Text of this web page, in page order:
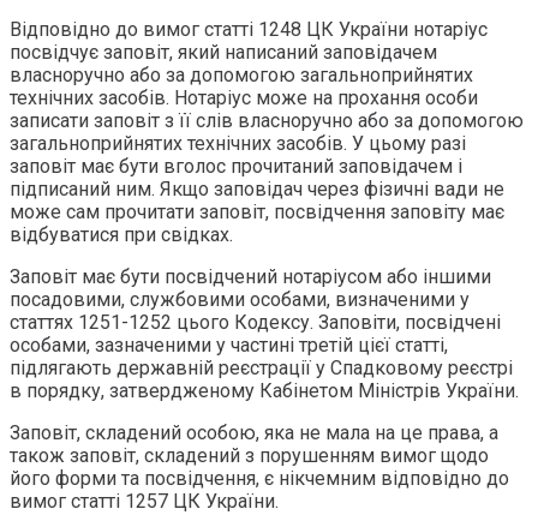
Відповідно до вимог статті 1248 ЦК України нотаріус
посвідчує заповіт, який написаний заповідачем
власноручно або за допомогою загальноприйнятих
технічних засобів. Нотаріус може на прохання особи
записати заповіт з її слів власноручно або за допомогою
загальноприйнятих технічних засобів. У цьому разі
заповіт має бути вголос прочитаний заповідачем і
підписаний ним. Якщо заповідач через фізичні вади не
може сам прочитати заповіт, посвідчення заповіту має
відбуватися при свідках.
Заповіт має бути посвідчений нотаріусом або іншими
посадовими, службовими особами, визначеними у
статтях 1251-1252 цього Кодексу. Заповіти, посвідчені
особами, зазначеними у частині третій цієї статті,
підлягають державній реєстрації у Спадковому реєстрі
в порядку, затвердженому Кабінетом Міністрів України.
Заповіт, складений особою, яка не мала на це права, а
також заповіт, складений з порушенням вимог щодо
його форми та посвідчення, є нікчемним відповідно до
вимог статті 1257 ЦК України.